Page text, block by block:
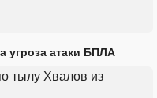
угроза атаки БПЛА